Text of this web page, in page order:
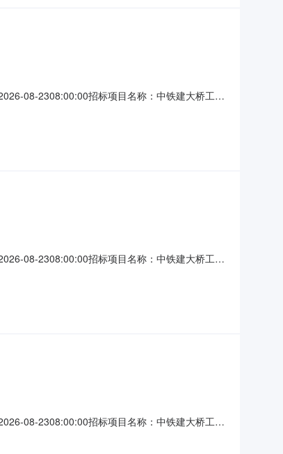
08-2308:00:00招标项目名称：中铁建大桥工程
川境）高速公
08-2308:00:00招标项目名称：中铁建大桥工程
川境）高速公
08-2308:00:00招标项目名称：中铁建大桥工程
川境）高速公